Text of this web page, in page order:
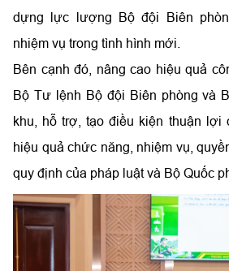
dựng lực lượng Bộ đội Biên
nhiệm vụ trong tình hình mới.
Bên cạnh đó, nâng cao hiệu quả
Bộ Tư lệnh Bộ đội Biên phòng và
khu, hỗ trợ, tạo điều kiện thuận lợi
hiệu quả chức năng, nhiệm vụ,
quy định của pháp luật và Bộ Quốc